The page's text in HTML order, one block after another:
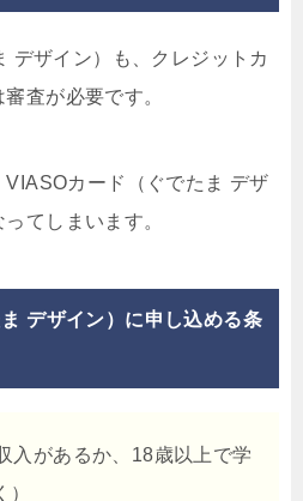
デザイン）も、クレジットカ
査が必要です。
カード（ぐでたま デザ
てしまいます。
デザイン）に申し込める条
入があるか、18歳以上で学